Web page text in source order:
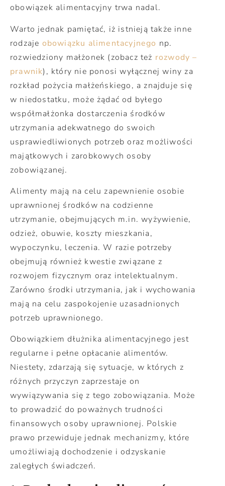
obowiązek alimentacyjny trwa nadal.
Warto jednak pamiętać, iż istnieją także inne
rodzaje obowiązku alimentacyjnego np.
rozwiedziony małżonek (zobacz też rozwody –
prawnik), który nie ponosi wyłącznej winy za
rozkład pożycia małżeńskiego, a znajduje się
w niedostatku, może żądać od byłego
współmałżonka dostarczenia środków
utrzymania adekwatnego do swoich
usprawiedliwionych potrzeb oraz możliwości
majątkowych i zarobkowych osoby
zobowiązanej.
Alimenty mają na celu zapewnienie osobie
uprawnionej środków na codzienne
utrzymanie, obejmujących m.in. wyżywienie,
odzież, obuwie, koszty mieszkania,
wypoczynku, leczenia. W razie potrzeby
obejmują również kwestie związane z
rozwojem fizycznym oraz intelektualnym.
Zarówno środki utrzymania, jak i wychowania
mają na celu zaspokojenie uzasadnionych
potrzeb uprawnionego.
Obowiązkiem dłużnika alimentacyjnego jest
regularne i pełne opłacanie alimentów.
Niestety, zdarzają się sytuacje, w których z
różnych przyczyn zaprzestaje on
wywiązywania się z tego zobowiązania. Może
to prowadzić do poważnych trudności
finansowych osoby uprawnionej. Polskie
prawo przewiduje jednak mechanizmy, które
umożliwiają dochodzenie i odzyskanie
zaległych świadczeń.